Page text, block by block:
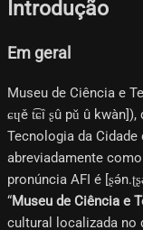
Introdução
Em geral
Museu de Ciência e
ɕɥě t͡ɕî ʂû pǔ û
Tecnologia da Cidade
abreviadamente
pronúncia AFI é
“Museu de Ciência e
cultural localizada no